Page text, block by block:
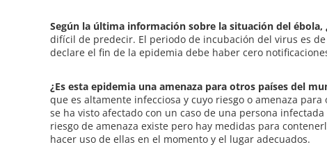
Según la última información sobre la situación del
difícil de predecir. El periodo de incubación del virus es
declare el fin de la epidemia debe haber cero
¿Es esta epidemia una amenaza para otros países del
que es altamente infecciosa y cuyo riesgo o amenaza
se ha visto afectado con un caso de una persona
riesgo de amenaza existe pero hay medidas para
hacer uso de ellas en el momento y el lugar adecuados.